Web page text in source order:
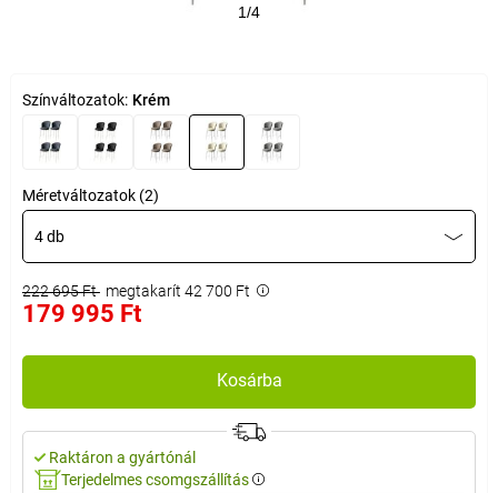
1/4
Színváltozatok: Krém
Méretváltozatok (2)
4 db
222 695 Ft megtakarít 42 700 Ft
179 995 Ft
Kosárba
Raktáron a gyártónál
Terjedelmes csomgszállítás